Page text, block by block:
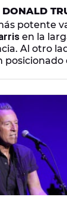
potente
en la
Al otro
posicionado
saltado
voto para
hay, como